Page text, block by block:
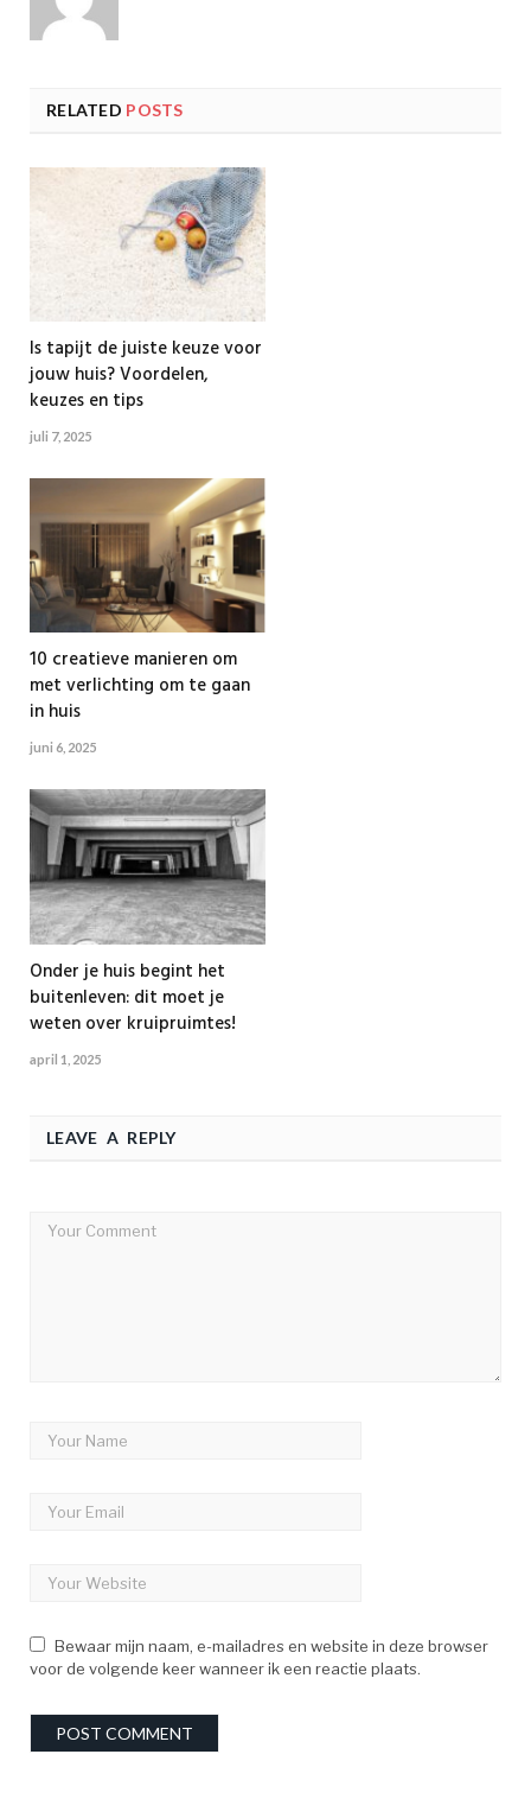
RELATED POSTS
Is tapijt de juiste keuze voor
jouw huis? Voordelen,
keuzes en tips
juli 7, 2025
10 creatieve manieren om
met verlichting om te gaan
in huis
juni 6, 2025
Onder je huis begint het
buitenleven: dit moet je
weten over kruipruimtes!
april 1, 2025
LEAVE A REPLY
Bewaar mijn naam, e-mailadres en website in deze browser
voor de volgende keer wanneer ik een reactie plaats.